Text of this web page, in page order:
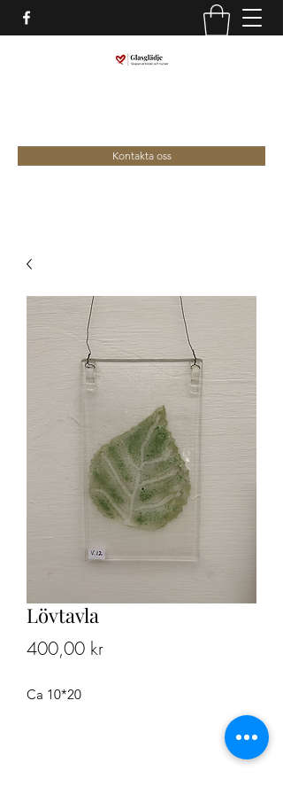
Kontakta oss
Lövtavla
400,00 krPris
Ca 10*20